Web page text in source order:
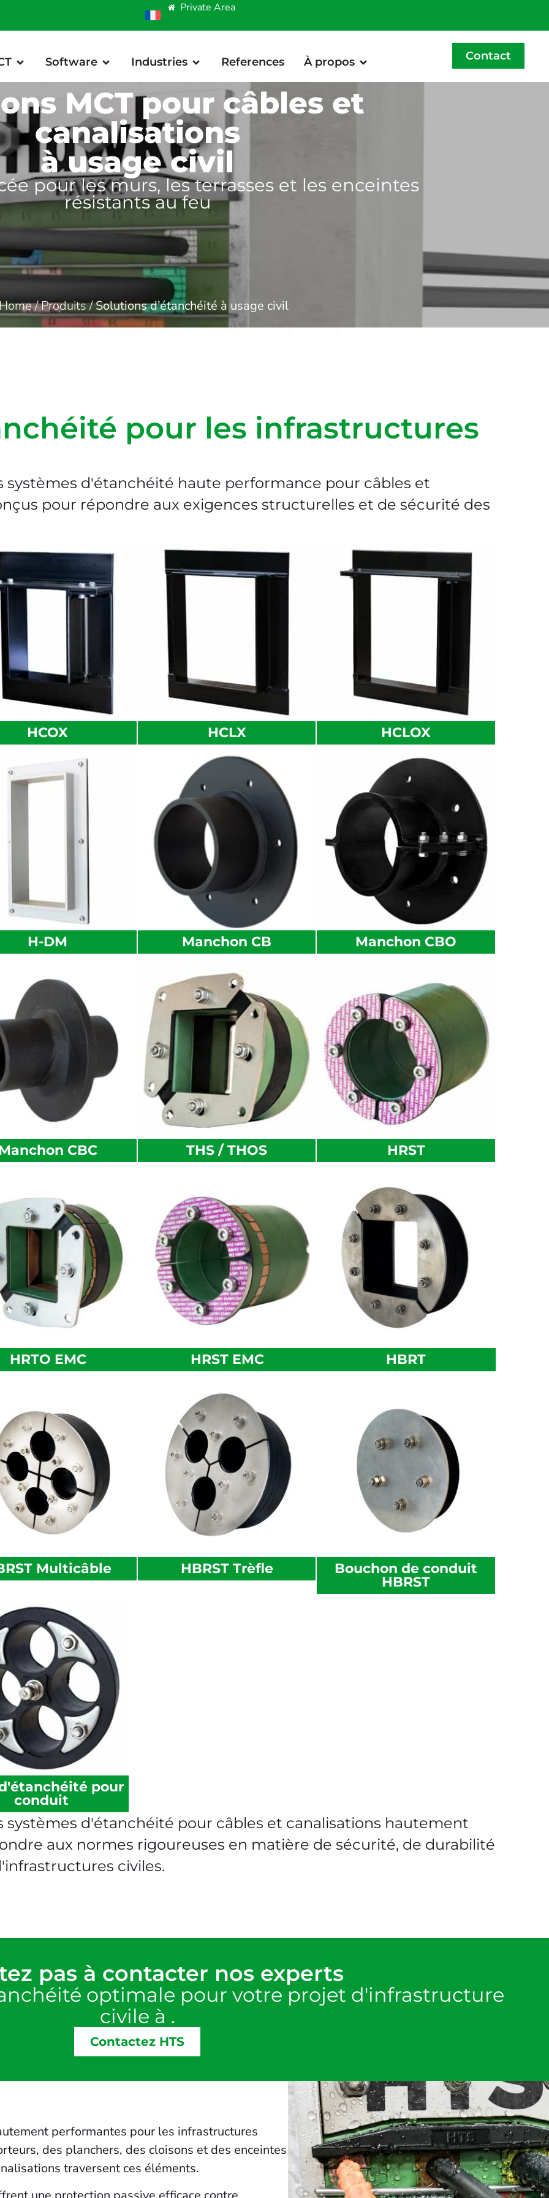
Private Area
Software Industries References À propos Contact
MCT pour câbles et
canalisations
à usage civil
pour les murs, les terrasses et les enceintes
résistants au feu
/Produits/Solutions d’étanchéité à usage civil
pour les infrastructures
systèmes d'étanchéité haute performance pour câbles et
pour répondre aux exigences structurelles et de sécurité des
HCOX HCLX HCLOX
H-DM Manchon CB Manchon CBO
CBC THS / THOS HRST
HRTO EMC HRST EMC HBRT
Multicâble HBRST Trèfle
Bouchon de conduit
HBRST
pour
conduit
systèmes d'étanchéité pour câbles et canalisations hautement
aux normes rigoureuses en matière de sécurité, de durabilité
civiles.
pas à contacter nos experts
optimale pour votre projet d'infrastructure
civile à .
Contactez HTS
performantes pour les infrastructures
des planchers, des cloisons et des enceintes
traversent ces éléments.